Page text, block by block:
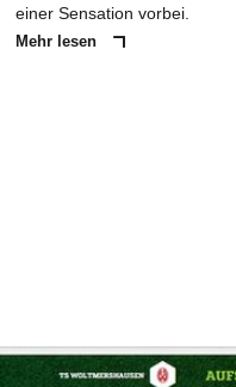
einer Sensation vorbei.
Mehr lesen